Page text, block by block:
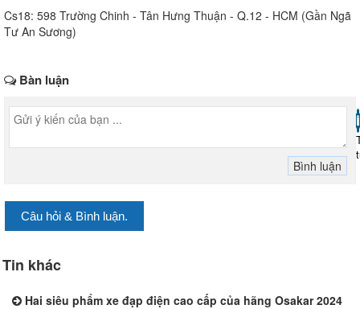
Cs18: 598 Trường Chinh - Tân Hưng Thuận - Q.12 - HCM (Gần Ngã
Tư An Sương)
Bàn luận
Câu hỏi & Bình luận.
Tin khác
Hai siêu phẩm xe đạp điện cao cấp của hãng Osakar 2024